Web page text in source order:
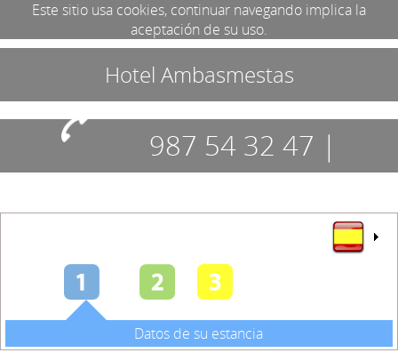
Este sitio usa cookies, continuar navegando implica la
aceptación de su uso.
Hotel Ambasmestas
987 54 32 47 |
630546627
Datos de su estancia